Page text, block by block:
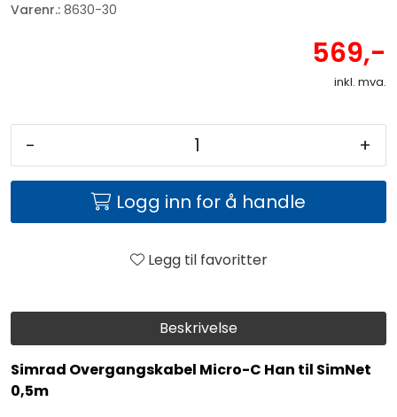
Beskrivelse
Simrad Overgangskabel Micro-C Han til SimNet
0,5m
Varenr.: 8630-30
569,-
inkl. mva.
- +
Logg inn for å handle
Legg til favoritter